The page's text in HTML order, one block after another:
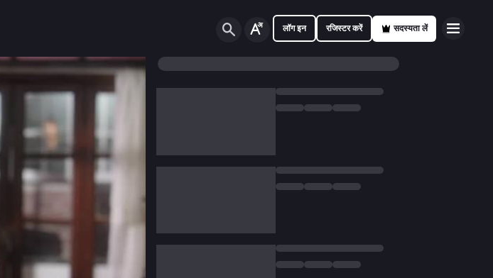
लॉग इन रजिस्टर करें सदस्यता लें